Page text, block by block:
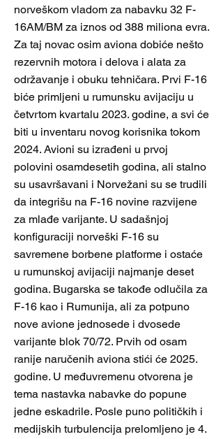
norveškom vladom za nabavku 32 F-
16AM/BM za iznos od 388 miliona evra.
Za taj novac osim aviona dobiće nešto
rezervnih motora i delova i alata za
održavanje i obuku tehničara. Prvi F-16
biće primljeni u rumunsku avijaciju u
četvrtom kvartalu 2023. godine, a svi će
biti u inventaru novog korisnika tokom
2024. Avioni su izrađeni u prvoj
polovini osamdesetih godina, ali stalno
su usavršavani i Norvežani su se trudili
da integrišu na F-16 novine razvijene
za mlađe varijante. U sadašnjoj
konfiguraciji norveški F-16 su
savremene borbene platforme i ostaće
u rumunskoj avijaciji najmanje deset
godina. Bugarska se takođe odlučila za
F-16 kao i Rumunija, ali za potpuno
nove avione jednosede i dvosede
varijante blok 70/72. Prvih od osam
ranije naručenih aviona stići će 2025.
godine. U međuvremenu otvorena je
tema nastavka nabavke do popune
jedne eskadrile. Posle puno političkih i
medijskih turbulencija prelomljeno je 4.